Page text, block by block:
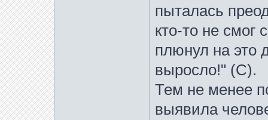
пыталась
кто-то не смог
плюнул на это
выросло!" (С).
Тем не менее
выявила